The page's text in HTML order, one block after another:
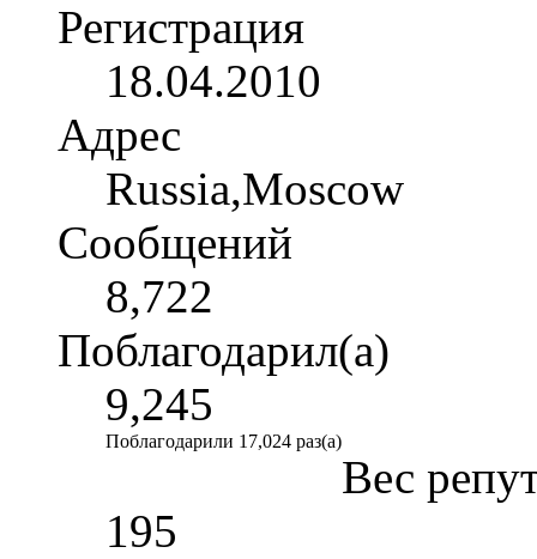
Регистрация
18.04.2010
Адрес
Russia,Moscow
Сообщений
8,722
Поблагодарил(а)
9,245
Поблагодарили 17,024 раз(а)
Вес
195